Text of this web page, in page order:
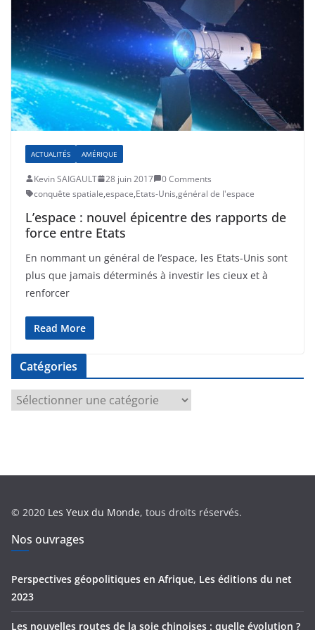
ACTUALITÉS AMÉRIQUE
Kevin SAIGAULT 28 juin 2017
0 Comments
conquête spatiale,espace,Etats-Unis,général de l'espace
L’espace : nouvel épicentre des rapports de
force entre Etats
En nommant un général de l’espace, les Etats-Unis sont
plus que jamais déterminés à investir les cieux et à
renforcer
Read More
Catégories
a
e
s
© 2020 Les Yeux du Monde, tous droits réservés.
Nos ouvrages
Perspectives géopolitiques en Afrique, Les éditions du net
2023
Les nouvelles routes de la soie chinoises : quelle évolution ?